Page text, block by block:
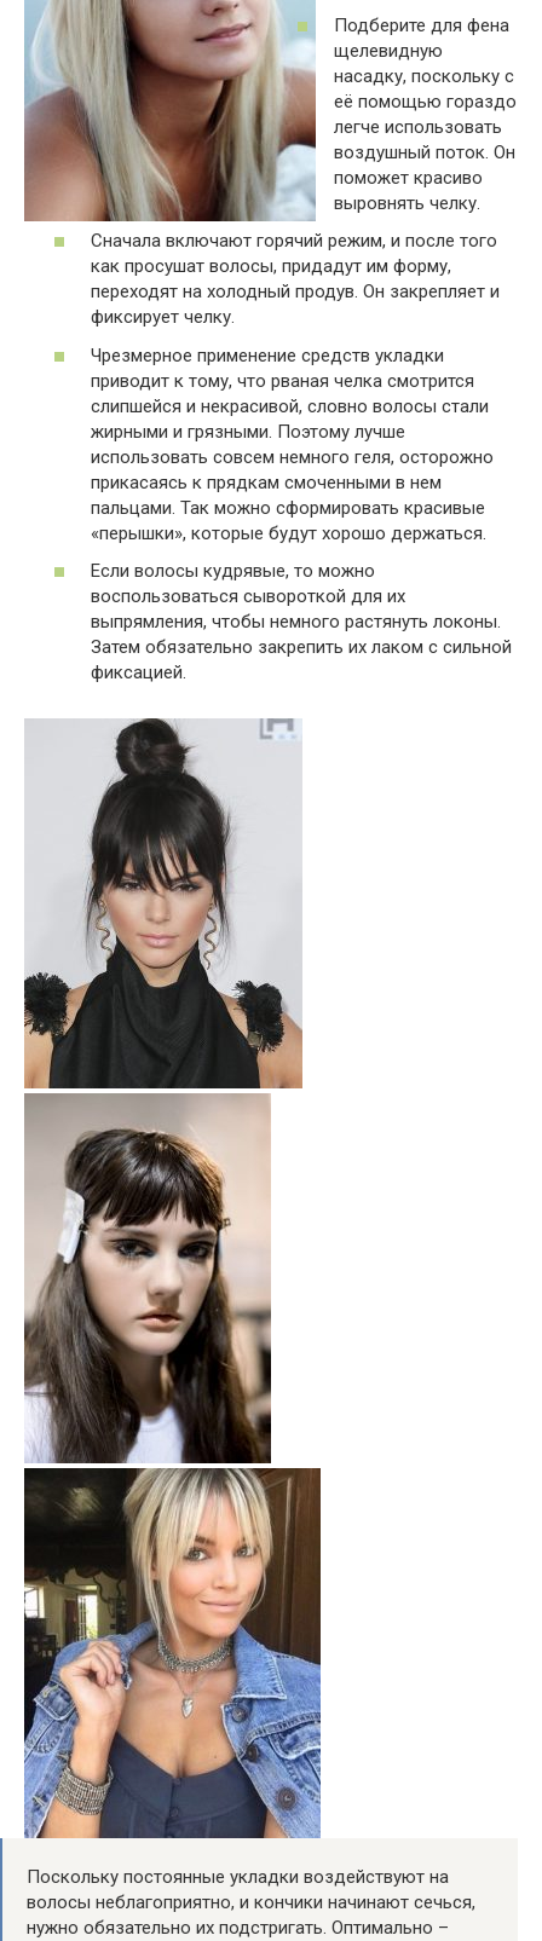
Подберите для фена
щелевидную
насадку, поскольку с
её помощью гораздо
легче использовать
воздушный поток. Он
поможет красиво
выровнять челку.
Сначала включают горячий режим, и после того
как просушат волосы, придадут им форму,
переходят на холодный продув. Он закрепляет и
фиксирует челку.
Чрезмерное применение средств укладки
приводит к тому, что рваная челка смотрится
слипшейся и некрасивой, словно волосы стали
жирными и грязными. Поэтому лучше
использовать совсем немного геля, осторожно
прикасаясь к прядкам смоченными в нем
пальцами. Так можно сформировать красивые
«перышки», которые будут хорошо держаться.
Если волосы кудрявые, то можно
воспользоваться сывороткой для их
выпрямления, чтобы немного растянуть локоны.
Затем обязательно закрепить их лаком с сильной
фиксацией.
Поскольку постоянные укладки воздействуют на
волосы неблагоприятно, и кончики начинают сечься,
нужно обязательно их подстригать. Оптимально –